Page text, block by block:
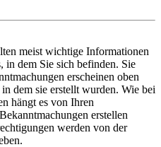
meist wichtige Informationen
in dem Sie sich befinden. Sie
erscheinen oben
dem sie erstellt wurden. Wie bei
hängt es von Ihren
erstellen
werden von der